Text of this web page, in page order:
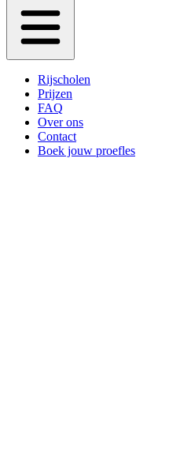
Rijscholen
Prijzen
FAQ
Over ons
Contact
Boek jouw proefles